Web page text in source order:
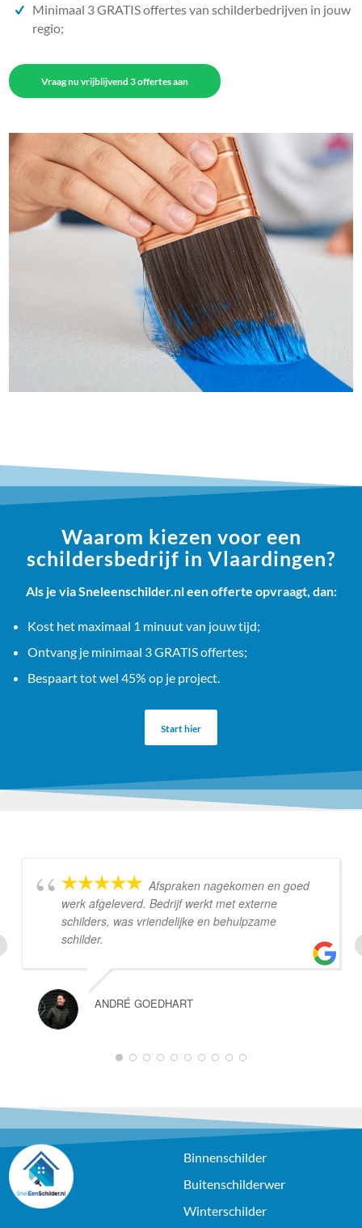
Minimaal 3 GRATIS offertes van schilderbedrijven in jouw
regio;
Vraag nu vrijblijvend 3 offertes aan
Waarom kiezen voor een
schildersbedrijf in Vlaardingen?
Als je via Sneleenschilder.nl een offerte opvraagt, dan:
Kost het maximaal 1 minuut van jouw tijd;
Ontvang je minimaal 3 GRATIS offertes;
Bespaart tot wel 45% op je project.
Start hier
Afspraken nagekomen en goed
werk afgeleverd. Bedrijf werkt met externe
schilders, was vriendelijke en behulpzame
schilder.
ANDRÉ GOEDHART
Binnenschilder
Buitenschilderwer
Winterschilder